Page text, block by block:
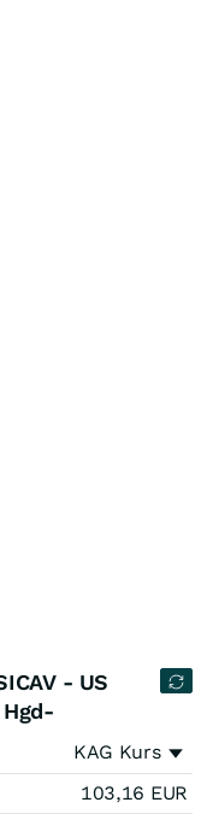
- US
KAG Kurs
103,16 EUR